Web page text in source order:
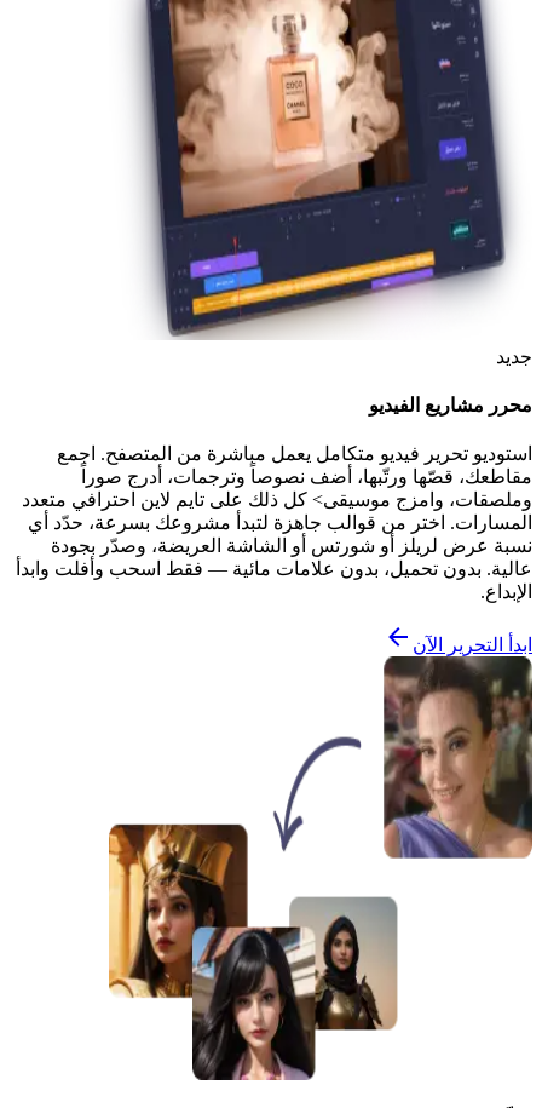
جديد
محرر مشاريع الفيديو
استوديو تحرير فيديو متكامل يعمل مباشرة من المتصفح. اجمع
مقاطعك، قصّها ورتّبها، أضف نصوصاً وترجمات، أدرج صوراً
وملصقات، وامزج موسيقى> كل ذلك على تايم لاين احترافي متعدد
المسارات. اختر من قوالب جاهزة لتبدأ مشروعك بسرعة، حدّد أي
نسبة عرض لريلز أو شورتس أو الشاشة العريضة، وصدّر بجودة
عالية. بدون تحميل، بدون علامات مائية — فقط اسحب وأفلت وابدأ
الإبداع.
ابدأ التحرير الآن